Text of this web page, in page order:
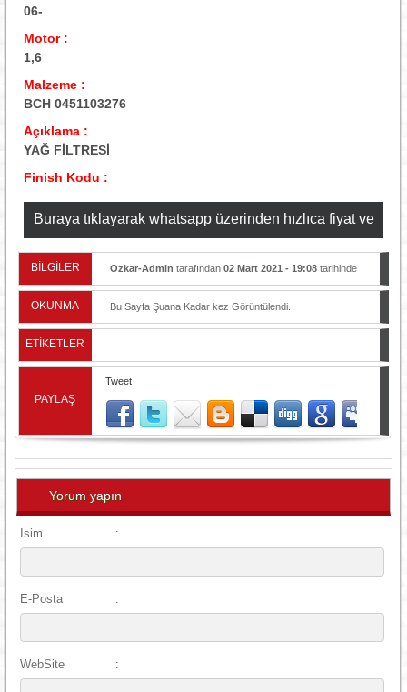
06-
Motor :
1,6
Malzeme :
BCH 0451103276
Açıklama :
YAĞ FİLTRESİ
Finish Kodu :
Buraya tıklayarak whatsapp üzerinden hızlıca fiyat ve
stok bilgisi alabilirsiniz
BİLGİLER Ozkar-Admin tarafından 02 Mart 2021 - 19:08tarihinde
OKUNMA Bu Sayfa Şuana Kadar kez Görüntülendi.
ETİKETLER
PAYLAŞ
Tweet
Yorum yapın
İsim :
E-Posta :
WebSite :